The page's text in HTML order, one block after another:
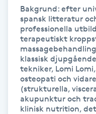
Klippning ungdom
Koppningsmassage
Kosmetisk tatuering
Kostrådgivning
Bakgrund: efter
spansk litteratur
professionella
terapeutiskt
klassisk
tekniker, Lomi
osteopati och
(strukturella,
akupunktur och
klinisk nutrition,